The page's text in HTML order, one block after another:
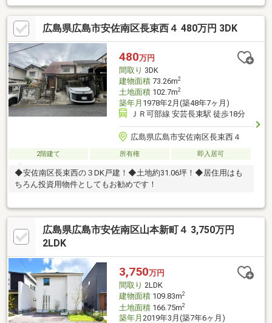
カラット/オール電化/60年長期サポートシステム(建物定期診断)
広島県広島市安佐南区長束西４ 480万円 3DK
480万円
間取り 3DK
建物面積73.26m2
土地面積102.7m2
築年月 1978年2月(築48年7ヶ月)
ＪＲ可部線 安芸長束駅 徒歩18分
広島県広島市安佐南区長束西４
2階建て 所有権 即入居可
◆安佐南区長束西の３DK戸建！◆土地約31.06坪！◆居住用はも
ちろん投資用物件としてもお勧めです！
広島県広島市安佐南区山本新町４ 3,750万円
2LDK
3,750万円
間取り 2LDK
建物面積109.83m2
土地面積166.75m2
築年月 2019年3月(築7年6ヶ月)